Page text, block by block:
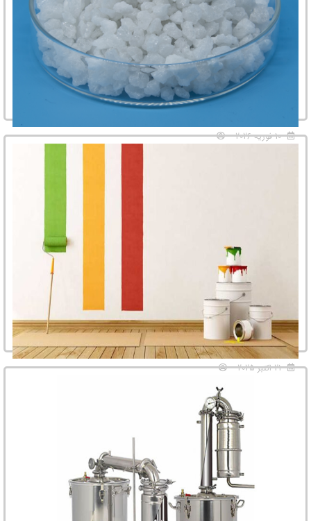
10 فوریه 2026
بازار تجاری با نام «آلومینا» شناخته می‌شود. آلومینا (Al₂O₃) ...
21 اکتبر 2025
هر آنچه باید در مورد رنگ پایه آب بدانید
صنعت ساختمان و نقاشی طی دهه‌های اخیر شاهد تحولی بزرگ با روی آوردن به
استفاده از رنگ‌های پایه آب بوده است. این ...